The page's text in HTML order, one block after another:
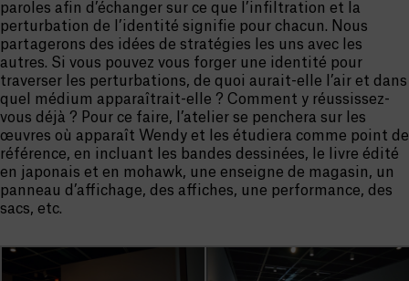
paroles afin d’échanger sur ce que l’infiltration et la
perturbation de l’identité signifie pour chacun. Nous
partagerons des idées de stratégies les uns avec les
autres. Si vous pouvez vous forger une identité pour
traverser les perturbations, de quoi aurait-elle l’air et dans
quel médium apparaîtrait-elle ? Comment y réussissez-
vous déjà ? Pour ce faire, l’atelier se penchera sur les
œuvres où apparaît Wendy et les étudiera comme point de
référence, en incluant les bandes dessinées, le livre édité
en japonais et en mohawk, une enseigne de magasin, un
panneau d’affichage, des affiches, une performance, des
sacs, etc.